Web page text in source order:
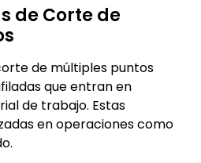
de Corte de
de múltiples puntos
que entran en
de trabajo. Estas
en operaciones como